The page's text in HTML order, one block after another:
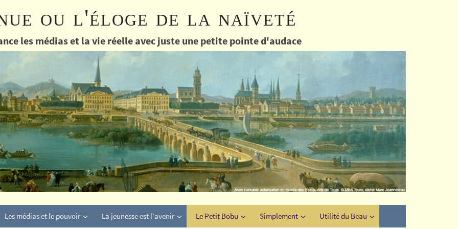
ou l'éloge de la naïveté
les médias et la vie réelle avec juste une petite pointe d'audace
Les médias et le pouvoir La jeunesse est l’avenir Le Petit Bobu Simplement Utilité du Beau